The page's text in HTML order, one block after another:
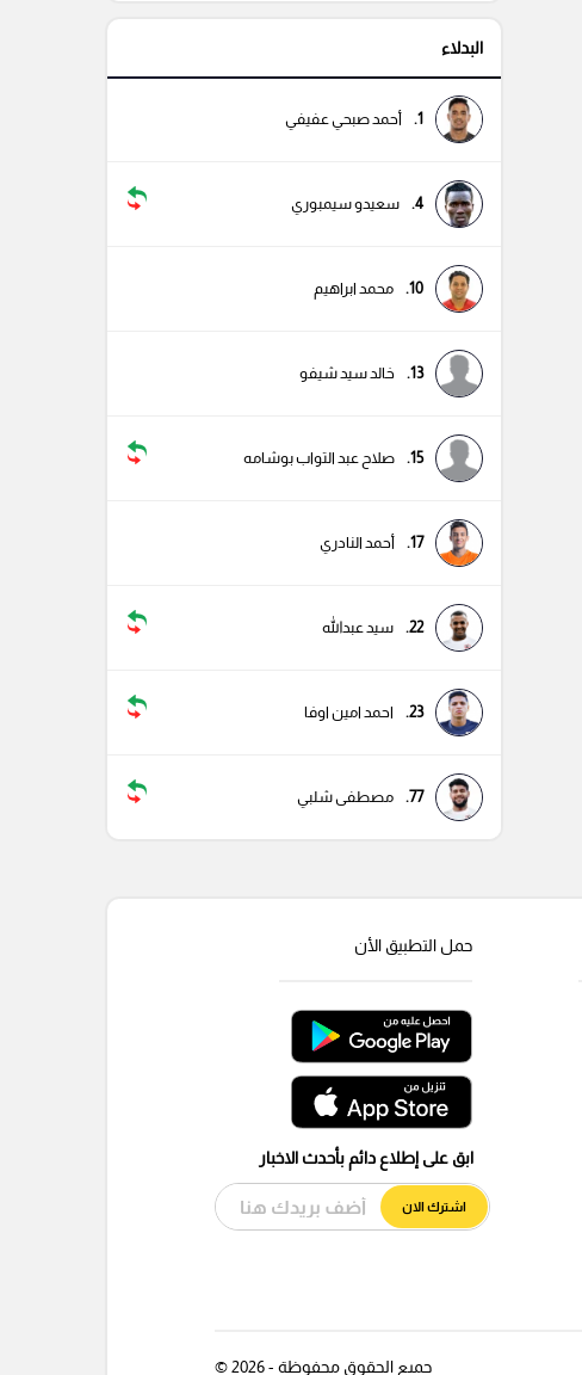
البدلاء
1. أحمد صبحي عفيفي
4. سعيدو سيمبوري
10. محمد ابراهيم
13. خالد سيد شيفو
15. صلاح عبد التواب بوشامه
17. أحمد النادري
22. سيد عبدالله
23. احمد امين اوفا
77. مصطفى شلبي
حمل التطبيق الأن
ابق على إطلاع دائم بأحدث الاخبار
اشترك الان
جميع الحقوق محفوظة - 2026 ©